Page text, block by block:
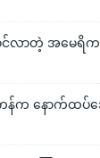
လာတဲ့ အမေရိကန်
နောက်ထပ်ဒေ